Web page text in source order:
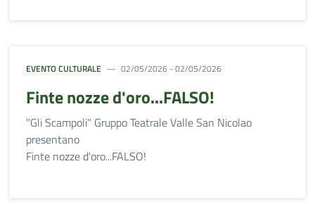
EVENTO CULTURALE 02/05/2026 - 02/05/2026
Finte nozze d'oro...FALSO!
"Gli Scampoli" Gruppo Teatrale Valle San Nicolao
presentano
Finte nozze d'oro...FALSO!